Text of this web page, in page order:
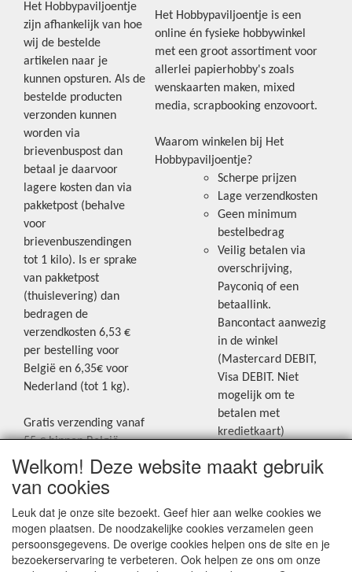
Het Hobbypaviljoentje
zijn afhankelijk van hoe
wij de bestelde
artikelen naar je
kunnen opsturen. Als de
bestelde producten
verzonden kunnen
worden via
brievenbuspost dan
betaal je daarvoor
lagere kosten dan via
pakketpost (behalve
voor
brievenbuszendingen
tot 1 kilo). Is er sprake
van pakketpost
(thuislevering) dan
bedragen de
verzendkosten 6,53 €
per bestelling voor
België en 6,35€ voor
Nederland (tot 1 kg).
Gratis verzending vanaf
55 € binnen België.
Gratis verzending vanaf
65 € naar Nederland.
Levering andere
landen: geen gratis
verzending, portkosten
worden aangerekend.
Het Hobbypaviljoentje is een
online én fysieke hobbywinkel
met een groot assortiment voor
allerlei papierhobby's zoals
wenskaarten maken, mixed
media, scrapbooking enzovoort.
Waarom winkelen bij Het
Hobbypaviljoentje?
Scherpe prijzen
Lage verzendkosten
Geen minimum
bestelbedrag
Veilig betalen via
overschrijving,
Payconiq of een
betaallink.
Bancontact aanwezig
in de winkel
(Mastercard DEBIT,
Visa DEBIT. Niet
mogelijk om te
betalen met
kredietkaart)
Blijf op de hoogte van de laatste
onze Facebookpagina.
Welkom! Deze website maakt gebruik
van cookies
Leuk dat je onze site bezoekt. Geef hier aan welke cookies we
mogen plaatsen. De noodzakelijke cookies verzamelen geen
persoonsgegevens. De overige cookies helpen ons de site en je
bezoekerservaring te verbeteren. Ook helpen ze ons om onze